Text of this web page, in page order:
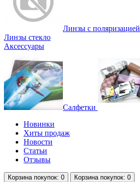
Линзы с поляризацией
Линзы стекло
Аксессуары
Салфетки
Новинки
Хиты продаж
Новости
Статьи
Отзывы
Корзинапокупок: 0 Корзинапокупок: 0